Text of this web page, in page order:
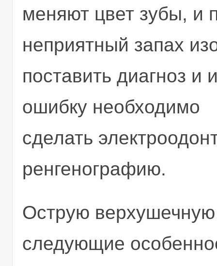
меняют цвет зубы, и
неприятный запах
поставить диагноз
ошибку необходимо
сделать
ренгенографию.
Острую
следующие